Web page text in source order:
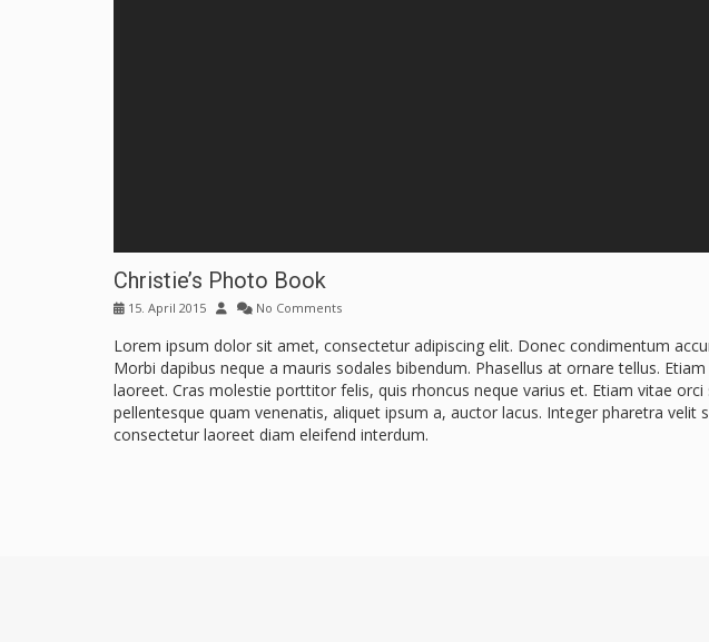
Christie’s Photo Book
15. April 2015 No Comments
Lorem ipsum dolor sit amet, consectetur adipiscing elit. Donec condimentum
Morbi dapibus neque a mauris sodales bibendum. Phasellus at ornare tellus.
laoreet. Cras molestie porttitor felis, quis rhoncus neque varius et. Etiam vitae
pellentesque quam venenatis, aliquet ipsum a, auctor lacus. Integer pharetra velit
consectetur laoreet diam eleifend interdum.